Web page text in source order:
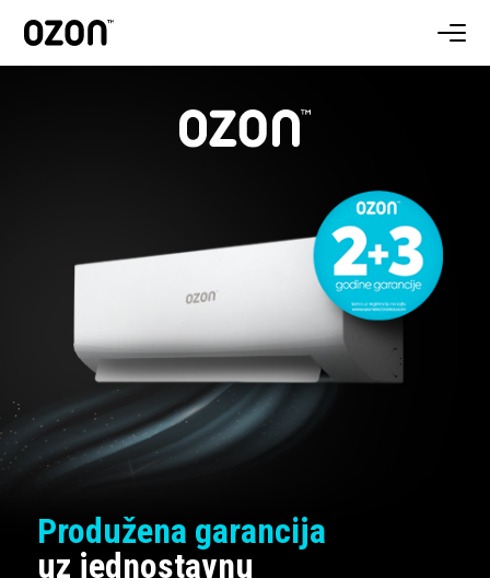
Produžena garancija
uz jednostavnu